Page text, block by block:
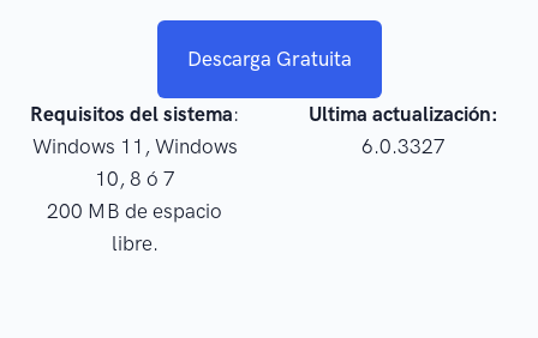
Descarga Gratuita
Requisitos del sistema:
Windows 11, Windows
10, 8 ó 7
200 MB de espacio
libre.
Ultima actualización:
6.0.3327